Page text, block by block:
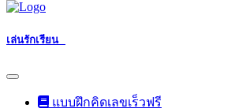
เล่นรักเรียน
แบบฝึกคิดเลขเร็วฟรี